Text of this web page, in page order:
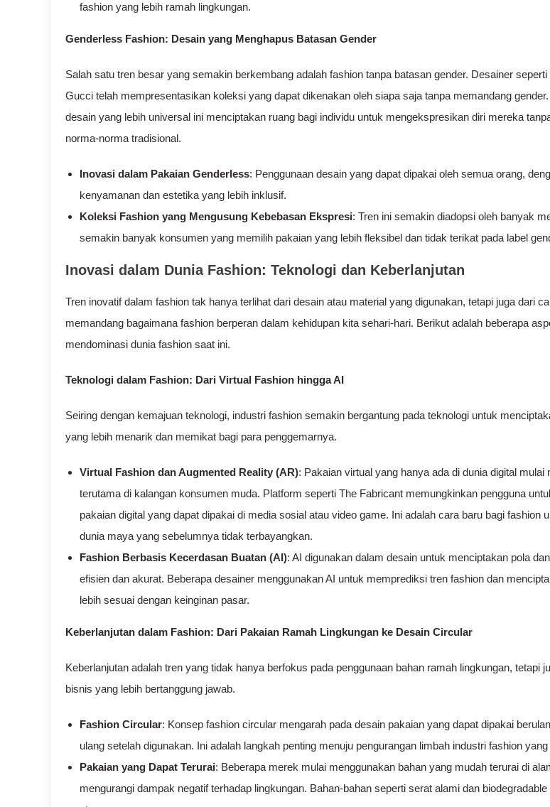
fashion yang lebih ramah lingkungan.
Genderless Fashion: Desain yang Menghapus Batasan Gender
Salah satu tren besar yang semakin berkembang adalah fashion tanpa batasan gender. Desainer seperti
Gucci telah mempresentasikan koleksi yang dapat dikenakan oleh siapa saja tanpa memandang
desain yang lebih universal ini menciptakan ruang bagi individu untuk mengekspresikan diri mereka
norma-norma tradisional.
Inovasi dalam Pakaian Genderless: Penggunaan desain yang dapat dipakai oleh semua orang,
kenyamanan dan estetika yang lebih inklusif.
Koleksi Fashion yang Mengusung Kebebasan Ekspresi: Tren ini semakin diadopsi oleh banyak
semakin banyak konsumen yang memilih pakaian yang lebih fleksibel dan tidak terikat pada label
Inovasi dalam Dunia Fashion: Teknologi dan Keberlanjutan
Tren inovatif dalam fashion tak hanya terlihat dari desain atau material yang digunakan, tetapi juga dari
memandang bagaimana fashion berperan dalam kehidupan kita sehari-hari. Berikut adalah beberapa
mendominasi dunia fashion saat ini.
Teknologi dalam Fashion: Dari Virtual Fashion hingga AI
Seiring dengan kemajuan teknologi, industri fashion semakin bergantung pada teknologi untuk
yang lebih menarik dan memikat bagi para penggemarnya.
Virtual Fashion dan Augmented Reality (AR): Pakaian virtual yang hanya ada di dunia digital mulai
terutama di kalangan konsumen muda. Platform seperti The Fabricant memungkinkan pengguna
pakaian digital yang dapat dipakai di media sosial atau video game. Ini adalah cara baru bagi fashion
dunia maya yang sebelumnya tidak terbayangkan.
Fashion Berbasis Kecerdasan Buatan (AI): AI digunakan dalam desain untuk menciptakan pola
efisien dan akurat. Beberapa desainer menggunakan AI untuk memprediksi tren fashion dan
lebih sesuai dengan keinginan pasar.
Keberlanjutan dalam Fashion: Dari Pakaian Ramah Lingkungan ke Desain Circular
Keberlanjutan adalah tren yang tidak hanya berfokus pada penggunaan bahan ramah lingkungan, tetapi
bisnis yang lebih bertanggung jawab.
Fashion Circular: Konsep fashion circular mengarah pada desain pakaian yang dapat dipakai
ulang setelah digunakan. Ini adalah langkah penting menuju pengurangan limbah industri fashion
Pakaian yang Dapat Terurai: Beberapa merek mulai menggunakan bahan yang mudah terurai di
mengurangi dampak negatif terhadap lingkungan. Bahan-bahan seperti serat alami dan